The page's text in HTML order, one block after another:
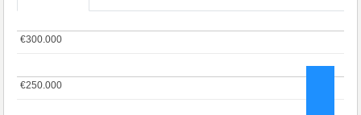
€250.000
€250.000
€300.000
€300.000